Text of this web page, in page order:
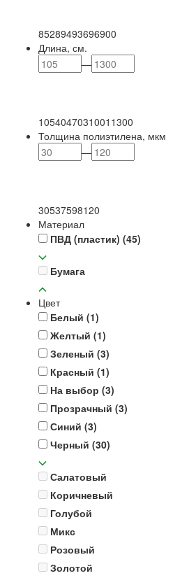
85289493696900
Длина, см.
—
1054047031001 1300
Толщина полиэтилена, мкм
—
30537598120
Материал
ПВД (пластик) (45)
Бумага
Цвет
Белый (1)
Желтый (1)
Зеленый (3)
Красный (1)
На выбор (3)
Прозрачный (3)
Синий (3)
Черный (30)
Салатовый
Коричневый
Голубой
Микс
Розовый
Золотой